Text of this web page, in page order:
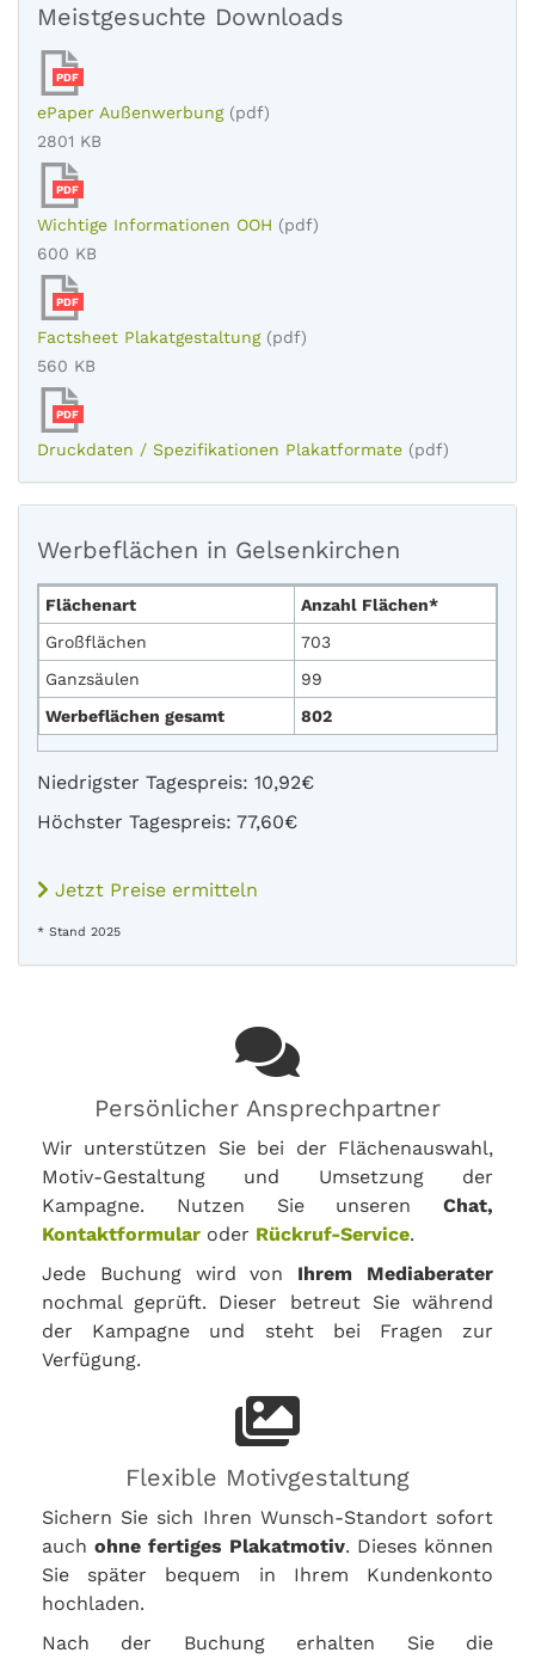
Meistgesuchte Downloads
PDF
ePaper Außenwerbung (pdf)
2801 KB
PDF
Wichtige Informationen OOH (pdf)
600 KB
PDF
Factsheet Plakatgestaltung (pdf)
560 KB
PDF
Druckdaten / Spezifikationen Plakatformate (pdf)
Werbeflächen in Gelsenkirchen
Flächenart
Anzahl Flächen*
Großflächen
703
Ganzsäulen
99
Werbeflächen gesamt
802
Niedrigster Tagespreis: 10,92€
Höchster Tagespreis: 77,60€
Jetzt Preise ermitteln
* Stand 2025
Persönlicher Ansprechpartner
Wir unterstützen Sie bei der Flächenauswahl,
Motiv-Gestaltung und Umsetzung der
Kampagne. Nutzen Sie unseren Chat,
Kontaktformular oder Rückruf-Service.
Jede Buchung wird von Ihrem Mediaberater
nochmal geprüft. Dieser betreut Sie während
der Kampagne und steht bei Fragen zur
Verfügung.
Flexible Motivgestaltung
Sichern Sie sich Ihren Wunsch-Standort sofort
auch ohne fertiges Plakatmotiv. Dieses können
Sie später bequem in Ihrem Kundenkonto
hochladen.
Nach der Buchung erhalten Sie die